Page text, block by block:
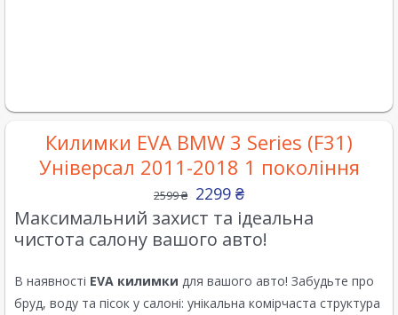
Килимки EVA BMW 3 Series (F31)
Універсал 2011-2018 1 покоління
2599₴ 2299 ₴
Максимальний захист та ідеальна
чистота салону вашого авто!
В наявності EVA килимки для вашого авто! Забудьте про
бруд, воду та пісок у салоні: унікальна комірчаста структура